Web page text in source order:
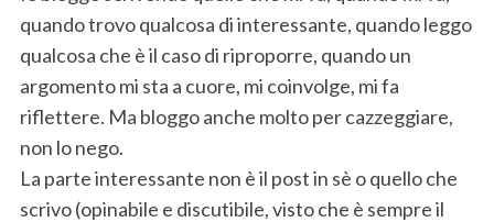
quando trovo qualcosa di interessante, quando leggo
qualcosa che è il caso di riproporre, quando un
argomento mi sta a cuore, mi coinvolge, mi fa
riflettere. Ma bloggo anche molto per cazzeggiare,
non lo nego.
La parte interessante non è il post in sè o quello che
scrivo (opinabile e discutibile, visto che è sempre il
e
a
r
c
f
o
r